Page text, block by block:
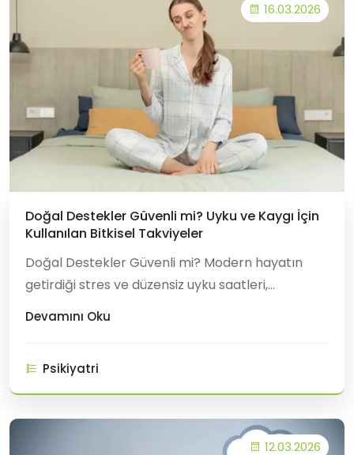
16.03.2026
Doğal Destekler Güvenli mi? Uyku ve Kaygı İçin
Kullanılan Bitkisel Takviyeler
Doğal Destekler Güvenli mi? Modern hayatın
getirdiği stres ve düzensiz uyku saatleri,
bozuklukları ve hafif kaygı için en s
Devamını Oku
Psikiyatri
12.03.2026